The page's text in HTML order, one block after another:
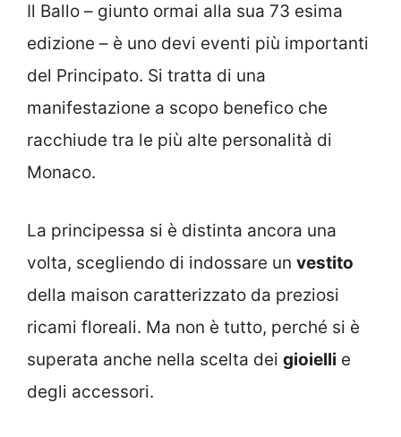
Il Ballo – giunto ormai alla sua 73 esima
edizione – è uno devi eventi più importanti
del Principato. Si tratta di una
manifestazione a scopo benefico che
racchiude tra le più alte personalità di
Monaco.
La principessa si è distinta ancora una
volta, scegliendo di indossare un vestito
della maison caratterizzato da preziosi
ricami floreali. Ma non è tutto, perché si è
superata anche nella scelta dei gioielli e
degli accessori.